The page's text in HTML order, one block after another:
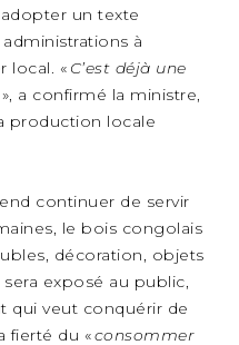
un texte
à
local. « C’est déjà une
», a confirmé la ministre,
production locale
continuer de servir
le bois congolais
décoration, objets
exposé au public,
qui veut conquérir de
fierté du «consommer